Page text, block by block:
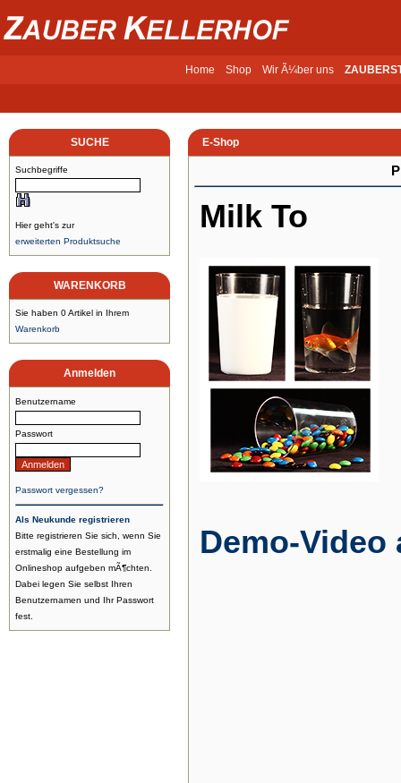
Home Shop Wir Ã¼ber uns
SUCHE
Suchbegriffe
Hier geht's zur
erweiterten Produktsuche
WARENKORB
Sie haben 0 Artikel in Ihrem
Warenkorb
Anmelden
Benutzername
Passwort
Passwort vergessen?
Als Neukunde registrieren
Bitte registrieren Sie sich, wenn Sie
erstmalig eine Bestellung im
Onlineshop aufgeben mÃ¶chten.
Dabei legen Sie selbst Ihren
Benutzernamen und Ihr Passwort
fest.
E-Shop
Milk To
Demo-Video